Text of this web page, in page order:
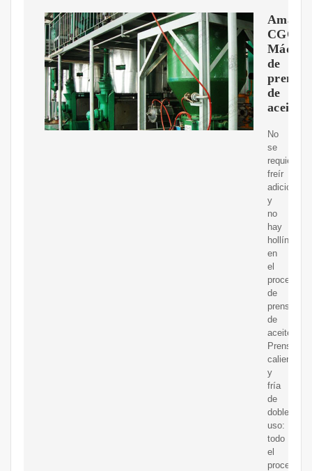
de
prensa
de
aceite
No
se
requiere
freír
adicional,
y
no
hay
hollín
en
el
proceso
de
prensado
de
aceite.
Prensa
caliente
y
fría
de
doble
uso:
todo
el
proceso